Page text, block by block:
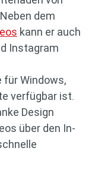
dem
kann er auch
Instagram
für Windows,
verfügbar ist.
Design
über den In-